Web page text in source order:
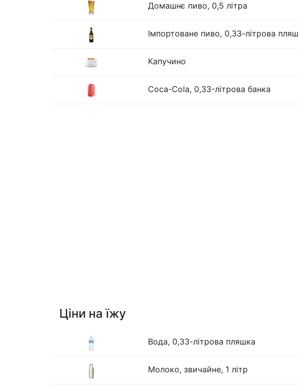
Домашнє пиво, 0,5 літра
Імпортоване пиво, 0,33-літрова
Капучино
Coca-Cola, 0,33-літрова банка
Ціни на їжу
Вода, 0,33-літрова пляшка
Молоко, звичайне, 1 літр